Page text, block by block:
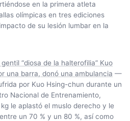
en la primera atleta
olímpicas en tres ediciones
de su lesión lumbar en la
“diosa de la halterofilia” Kuo
una barra, donó una ambulancia —
por Kuo Hsing-chun durante un
Nacional de Entrenamiento,
le aplastó el muslo derecho y le
un 70 % y un 80 %, así como